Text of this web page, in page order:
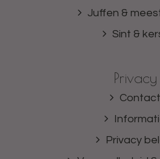
Juffen &
Sint &
Privacy
Contact
Privacy